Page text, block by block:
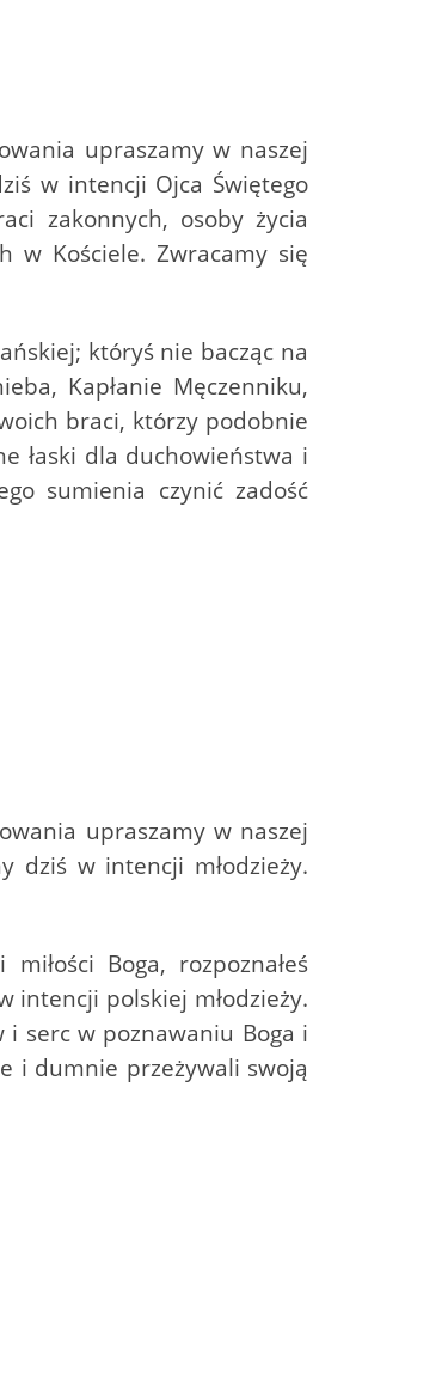
upraszamy w naszej
w intencji Ojca Świętego
zakonnych, osoby życia
w Kościele. Zwracamy się
któryś nie bacząc na
Kapłanie Męczenniku,
braci, którzy podobnie
łaski dla duchowieństwa i
sumienia czynić zadość
upraszamy w naszej
dziś w intencji młodzieży.
Boga, rozpoznałeś
intencji polskiej młodzieży.
i serc w poznawaniu Boga i
i dumnie przeżywali swoją